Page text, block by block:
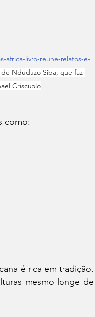
africa-livro-reune-relatos-e-
Nduduzo Siba, que faz
Criscuolo
como:
é rica em tradição,
mesmo longe de